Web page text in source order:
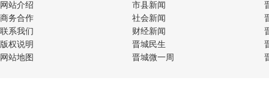
网站介绍
商务合作
联系我们
版权说明
网站地图
市县新闻
社会新闻
财经新闻
晋城民生
晋城微一周